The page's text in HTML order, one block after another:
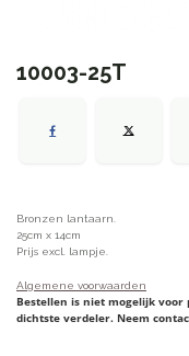
10003-25T
Bronzen lantaarn.
25cm x 14cm
Prijs excl. lampje.
Algemene voorwaarden
Bestellen is niet mogelijk
dichtste verdeler. Neem